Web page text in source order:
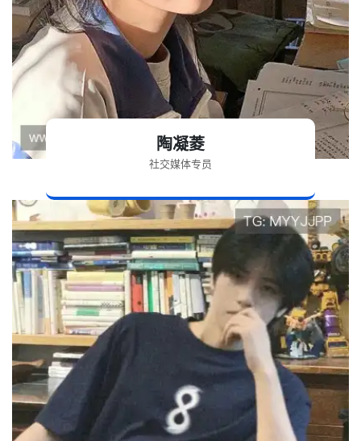
陶凝菱
社交媒体专员